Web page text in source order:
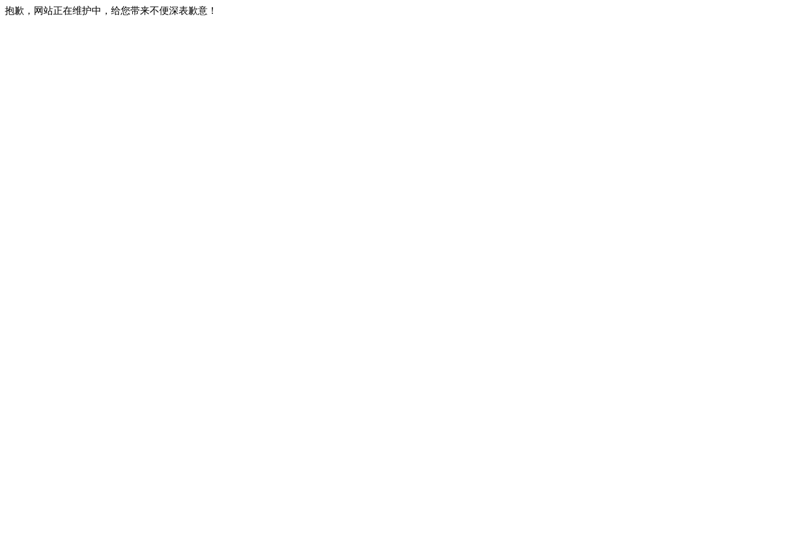
抱歉，网站正在维护中，给您带来不便深表歉意！